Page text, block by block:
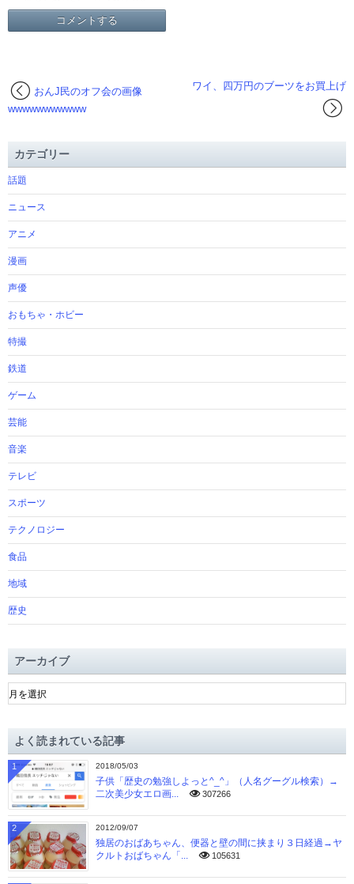
ワイ、四万円のブーツをお買上げ
おんJ民のオフ会の画像
wwwwwwwwwww
カテゴリー
話題
ニュース
アニメ
漫画
声優
おもちゃ・ホビー
特撮
鉄道
ゲーム
芸能
音楽
テレビ
スポーツ
テクノロジー
食品
地域
歴史
アーカイブ
ア
ー
ブよく読まれている記事
2018/05/03
子供「歴史の勉強しよっと^_^」（人名グーグル検索）→
二次美少女エロ画...
307266
1
2012/09/07
独居のおばあちゃん、便器と壁の間に挟まり３日経過→ヤ
クルトおばちゃん「...
105631
2